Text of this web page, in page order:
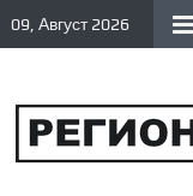
09, Август 2026